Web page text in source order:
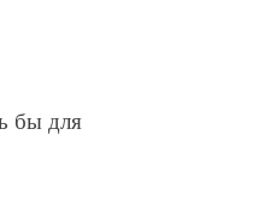
бы для